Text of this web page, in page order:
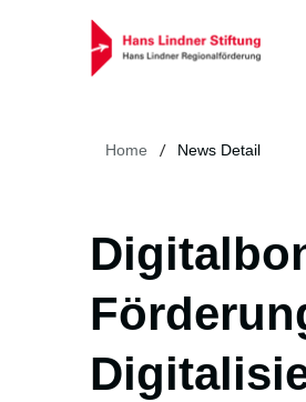
Home / News Detail